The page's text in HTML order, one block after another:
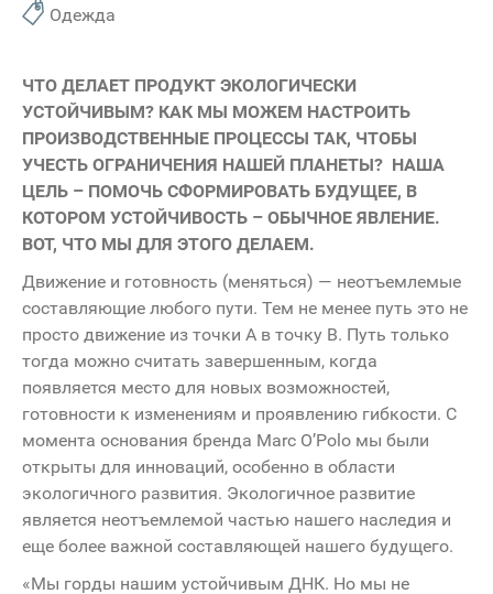
Одежда
ЧТО ДЕЛАЕТ ПРОДУКТ ЭКОЛОГИЧЕСКИ
УСТОЙЧИВЫМ? КАК МЫ МОЖЕМ НАСТРОИТЬ
ПРОИЗВОДСТВЕННЫЕ ПРОЦЕССЫ ТАК, ЧТОБЫ
УЧЕСТЬ ОГРАНИЧЕНИЯ НАШЕЙ ПЛАНЕТЫ? НАША
ЦЕЛЬ – ПОМОЧЬ СФОРМИРОВАТЬ БУДУЩЕЕ, В
КОТОРОМ УСТОЙЧИВОСТЬ – ОБЫЧНОЕ ЯВЛЕНИЕ.
ВОТ, ЧТО МЫ ДЛЯ ЭТОГО ДЕЛАЕМ.
Движение и готовность (меняться) — неотъемлемые
составляющие любого пути. Тем не менее путь это не
просто движение из точки А в точку В. Путь только
тогда можно считать завершенным, когда
появляется место для новых возможностей,
готовности к изменениям и проявлению гибкости. С
момента основания бренда Marc O’Polo мы были
открыты для инноваций, особенно в области
экологичного развития. Экологичное развитие
является неотъемлемой частью нашего наследия и
еще более важной составляющей нашего будущего.
«Мы горды нашим устойчивым ДНК. Но мы не